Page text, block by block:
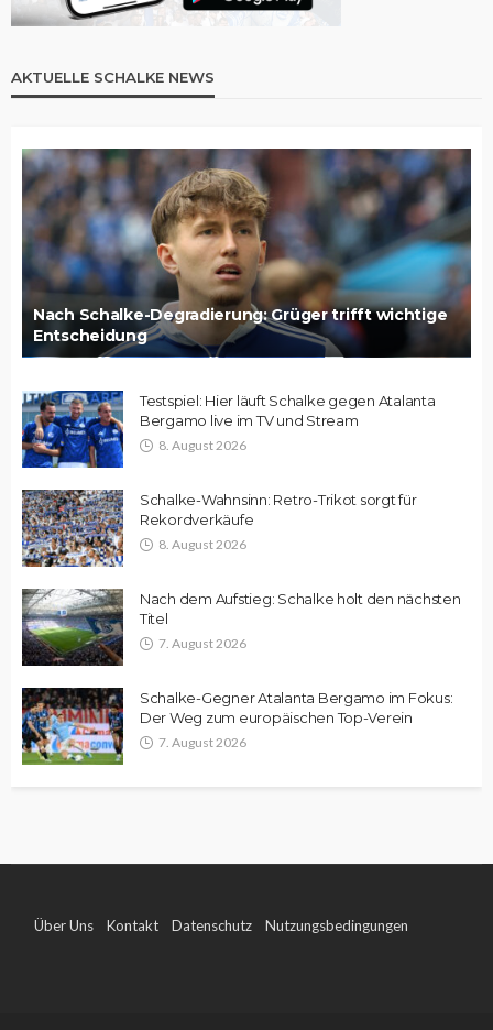
AKTUELLE SCHALKE NEWS
Nach Schalke-Degradierung: Grüger trifft wichtige
Entscheidung
Testspiel: Hier läuft Schalke gegen Atalanta
Bergamo live im TV und Stream
8. August 2026
Schalke-Wahnsinn: Retro-Trikot sorgt für
Rekordverkäufe
8. August 2026
Nach dem Aufstieg: Schalke holt den nächsten
Titel
7. August 2026
Schalke-Gegner Atalanta Bergamo im Fokus:
Der Weg zum europäischen Top-Verein
7. August 2026
Über Uns Kontakt Datenschutz Nutzungsbedingungen